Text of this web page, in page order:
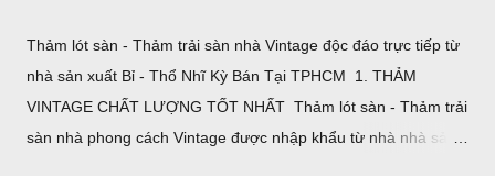
Thảm lót sàn - Thảm trải sàn nhà Vintage độc đáo trực tiếp từ
nhà sản xuất Bỉ - Thổ Nhĩ Kỳ Bán Tại TPHCM 1. THẢM
VINTAGE CHẤT LƯỢNG TỐT NHẤT Thảm lót sàn - Thảm trải
sàn nhà phong cách Vintage được nhập khẩu từ nhà nhà sản